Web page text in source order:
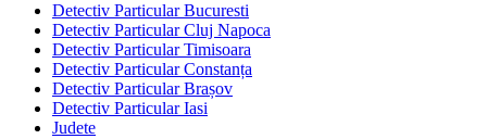
Detectiv Particular Bucuresti
Detectiv Particular Cluj Napoca
Detectiv Particular Timisoara
Detectiv Particular Constanța
Detectiv Particular Brașov
Detectiv Particular Iasi
Judete